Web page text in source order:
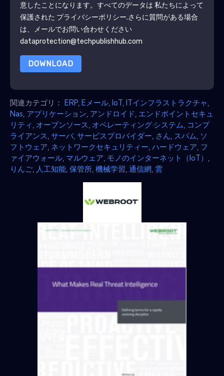
意したことになります。すべてのデータは 私たちによって
保護された プライバシーポリシー.さらに質問がある場合
は、メールでお問い合わせください
dataprotection@techpublishhub.com
DOWNLOAD
関連カテゴリ： ERP Eメール IoT ITインフラストラクチャ
Nas アプリケーション アンドロイド エンドポイントセキュ
リティ オープンソース オペレーティング·システム コンプ
ライアンス サーバ, サービスプロバイダー さん スパム ソ
フトウェア ネットワークセキュリティー ハードウェア フ
ァイアウォール マルウェア モノのインターネット（IoT）
りんご 人工知能 保管所 機械学習 通信網 雲